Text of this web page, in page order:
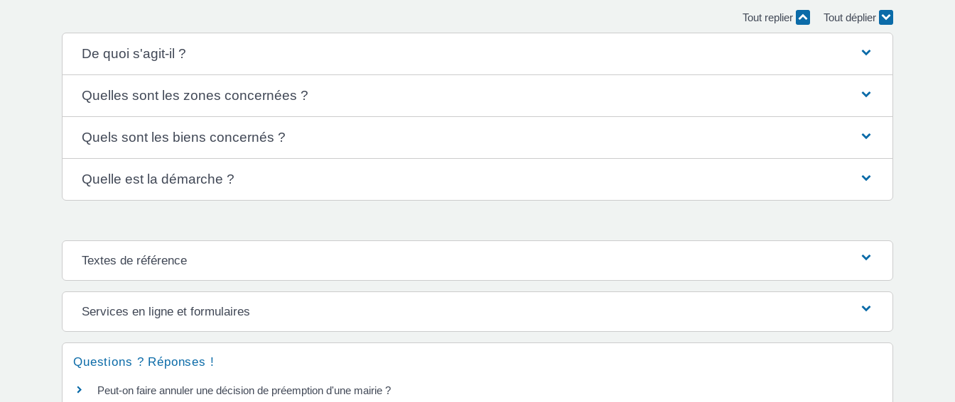
Tout replier Tout déplier
De quoi s'agit-il ?
Quelles sont les zones concernées ?
Quels sont les biens concernés ?
Quelle est la démarche ?
Textes de référence
Services en ligne et formulaires
Questions ? Réponses !
Peut-on faire annuler une décision de préemption d'une mairie ?